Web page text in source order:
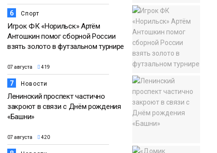
6 Спорт
Игрок ФК «Норильск» Артём
Антошкин помог сборной России
взять золото в футзальном турнире
07 августа 419
7 Новости
Ленинский проспект частично
закроют в связи с Днём рождения
«Башни»
07 августа 420